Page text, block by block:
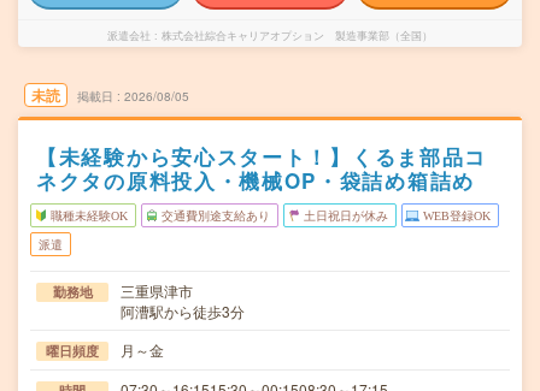
派遣会社 株式会社綜合キャリアオプション 製造事業部（全国）
未読 掲載日 2026/08/05
【未経験から安心スタート！】くるま部品コ
ネクタの原料投入・機械OP・袋詰め箱詰め
職種未経験OK 交通費別途支給あり 土日祝日が休み WEB登録OK
派遣
勤務地
三重県津市
阿漕駅から徒歩3分
曜日頻度 月～金